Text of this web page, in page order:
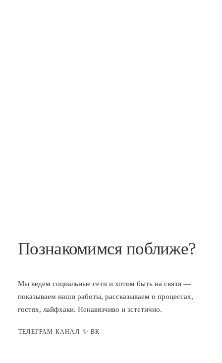
Познакомимся поближе?
Мы ведем социальные сети и хотим быть на связи —
показываем наши работы, рассказываем о процессах,
гостях, лайфхаки. Ненавязчиво и эстетично.
ТЕЛЕГРАМ КАНАЛ ✨ ВК